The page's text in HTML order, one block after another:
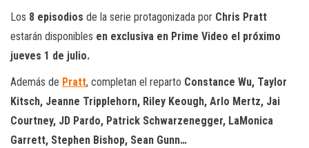
Los 8 episodios de la serie protagonizada por Chris Pratt
estarán disponibles en exclusiva en Prime Video el próximo
jueves 1 de julio.
Además de Pratt, completan el reparto Constance Wu, Taylor
Kitsch, Jeanne Tripplehorn, Riley Keough, Arlo Mertz, Jai
Courtney, JD Pardo, Patrick Schwarzenegger, LaMonica
Garrett, Stephen Bishop, Sean Gunn…